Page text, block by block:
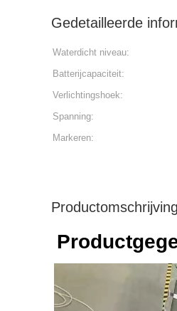
Gedetailleerde
Waterdicht niveau:
Batterijcapaciteit:
Verlichtingshoek:
Spanning:
Markeren:
Productomschrijving